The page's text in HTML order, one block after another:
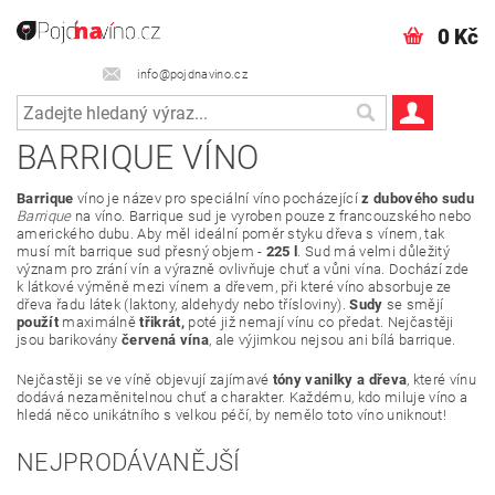
info@pojdnavino.cz
0 Kč
BARRIQUE VÍNO
Barrique víno je název pro speciální víno pocházejícíz dubového sudu
Barriquena víno. Barrique sud je vyroben pouze z francouzského nebo
amerického dubu. Aby měl ideální poměr styku dřeva s vínem, tak
musí mít barrique sud přesný objem - 225 . Sud má velmi důležitý
význam pro zrání vín a výrazně ovlivňuje chuť a vůni vína. Dochází zde
k látkové výměně mezi vínem a dřevem, při které víno absorbuje ze
dřeva řadu látek (laktony, aldehydy nebo třísloviny).Sudy se smějí
použítmaximálnětřikrát, poté již nemají vínu co předat. Nejčastěji
jsou barikoványčervená vína, ale výjimkou nejsou ani bílá barrique.
Nejčastěji se ve víně objevují zajímavé tóny vanilky a dřeva, které vínu
dodává nezaměnitelnou chuť a charakter. Každému, kdo miluje víno a
hledá něco unikátního s velkou péčí, by nemělo toto víno uniknout!
NEJPRODÁVANĚJŠÍ